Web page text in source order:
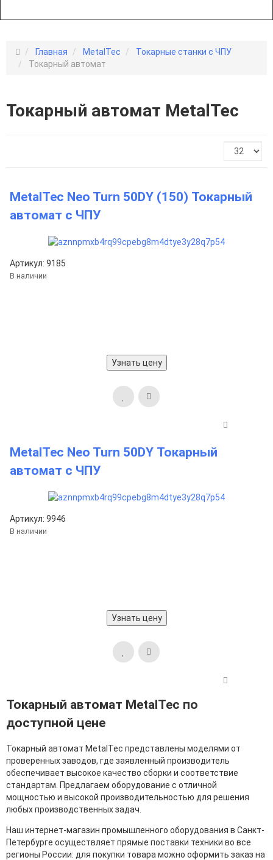
Главная MetalTec
Токарные станки с ЧПУ
Токарный автомат
Токарный автомат MetalTec
MetalTec Neo Turn 50DY (150) Токарный
автомат с ЧПУ
Артикул: 9185
В наличии
Узнать цену
MetalTec Neo Turn 50DY Токарный
автомат с ЧПУ
Артикул: 9946
В наличии
Узнать цену
Токарный автомат MetalTec по
доступной цене
Токарный автомат MetalTec представлены моделями от
проверенных заводов, где заявленный производитель
обеспечивает высокое качество сборки и соответствие
стандартам. Предлагаем оборудование с отличной
мощностью и высокой производительностью для решения
любых производственных задач.
Наш интернет-магазин промышленного оборудования в Санкт-
Петербурге осуществляет прямые поставки техники во все
регионы России: для покупки товара можно оформить заказ на